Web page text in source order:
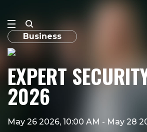
Business
EXPERT
2026
May 26 2026, 10:00 AM - May 28